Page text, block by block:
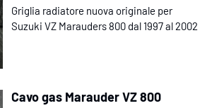
Griglia radiatore nuova originale per
Suzuki VZ Marauders 800 dal 1997 al 2002
Cavo gas Marauder VZ 800